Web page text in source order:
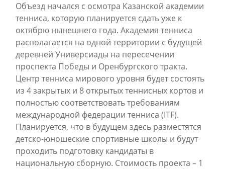
Объезд начался с осмотра Казанской академии
тенниса, которую планируется сдать уже к
октябрю нынешнего года. Академия тенниса
располагается на одной территории с будущей
деревней Универсиады на пересечении
проспекта Победы и Оренбургского тракта.
Центр тенниса мирового уровня будет состоять
из 4 закрытых и 8 открытых теннисных кортов и
полностью соответствовать требованиям
международной федерации тенниса (ITF).
Планируется, что в будущем здесь разместятся
детско-юношеские спортивные школы и будут
проходить подготовку кандидаты в
национальную сборную. Стоимость проекта – 1